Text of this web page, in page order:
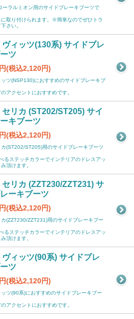
ーラルミオン用のサイドブレーキブーツで
に取り付けられます。※簡単なのでぜひトラ
さい。
ヴィッツ(130系) サイドブレ
ツ
(税込2,120円)
ッツ(NSP130)におすすめのサイドブレーキブ
アクセントにおすすめです。
セリカ (ST202/ST205) サイ
ーキブーツ
(税込2,120円)
カ(ST202/ST205)用のサイドブレーキブーツ
るステッチカラーでインテリアのドレスアッ
頂けます。
セリカ (ZZT230/ZZT231) サ
ーキブーツ
(税込2,120円)
カ(ZZT230/ZZT231)用のサイドブレーキブー
るステッチカラーでインテリアのドレスアッ
頂けます。
ヴィッツ(90系) サイドブレ
ツ
(税込2,120円)
ッツ(90系)におすすめのサイドブレーキブー
アクセントにおすすめです。